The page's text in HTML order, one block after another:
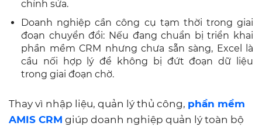
chỉnh sửa.
Doanh nghiệp cần công cụ tạm thời trong giai
đoạn chuyển đổi: Nếu đang chuẩn bị triển khai
phần mềm CRM nhưng chưa sẵn sàng, Excel là
cầu nối hợp lý để không bị đứt đoạn dữ liệu
trong giai đoạn chờ.
Thay vì nhập liệu, quản lý thủ công, phần mềm
AMIS CRM giúp doanh nghiệp quản lý toàn bộ